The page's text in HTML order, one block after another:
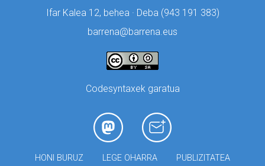
Ifar Kalea 12, behea · Deba (943 191 383)
barrena@barrena.eus
Codesyntaxek garatua
HONI BURUZ LEGE OHARRA PUBLIZITATEA